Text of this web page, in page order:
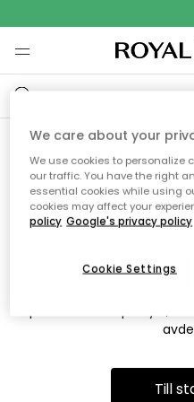
Vi hittar
Detta kan bero på att sidan
flyttats. Vi ber om ursäkt
prova att söka på nytt,
Till
We care about your
We use cookies to
our traffic. You have the right
essential cookies while using
cookies may affect your
policy Google's privacy policy
Cookie Settings